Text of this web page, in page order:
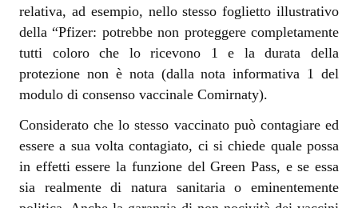
relativa, ad esempio, nello stesso foglietto illustrativo
della “Pfizer: potrebbe non proteggere completamente
tutti coloro che lo ricevono 1 e la durata della
protezione non è nota (dalla nota informativa 1 del
modulo di consenso vaccinale Comirnaty).
Considerato che lo stesso vaccinato può contagiare ed
essere a sua volta contagiato, ci si chiede quale possa
in effetti essere la funzione del Green Pass, e se essa
sia realmente di natura sanitaria o eminentemente